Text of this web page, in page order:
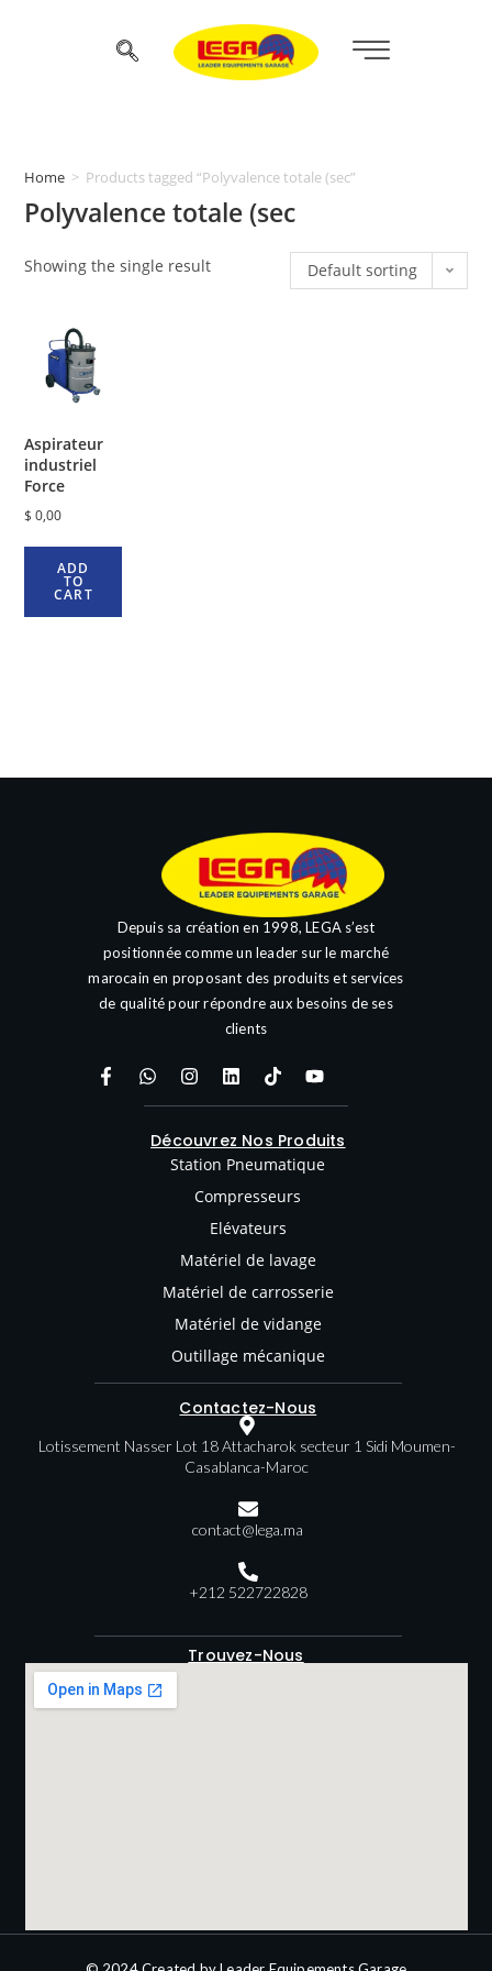
Home > Products tagged “Polyvalence totale (sec”
Polyvalence totale (sec
Showing the single result Default sorting
Aspirateur
industriel
Force
$ 0,00
ADD
TO
CART
Depuis sa création en 1998, LEGA s’est
positionnée comme un leader sur le marché
marocain en proposant des produits et services
de qualité pour répondre aux besoins de ses
clients
Découvrez Nos Produits
Station Pneumatique
Compresseurs
Elévateurs
Matériel de lavage
Matériel de carrosserie
Matériel de vidange
Outillage mécanique
Contactez-Nous
Lotissement Nasser Lot 18 Attacharok secteur 1 Sidi Moumen-
Casablanca-Maroc
contact@lega.ma
+212 522722828
Trouvez-Nous